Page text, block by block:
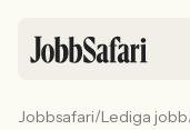
Jobbsafari/Lediga jobb